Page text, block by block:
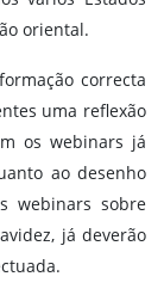
oriental.
correcta
uma reflexão
os webinars já
ao desenho
webinars sobre
já deverão